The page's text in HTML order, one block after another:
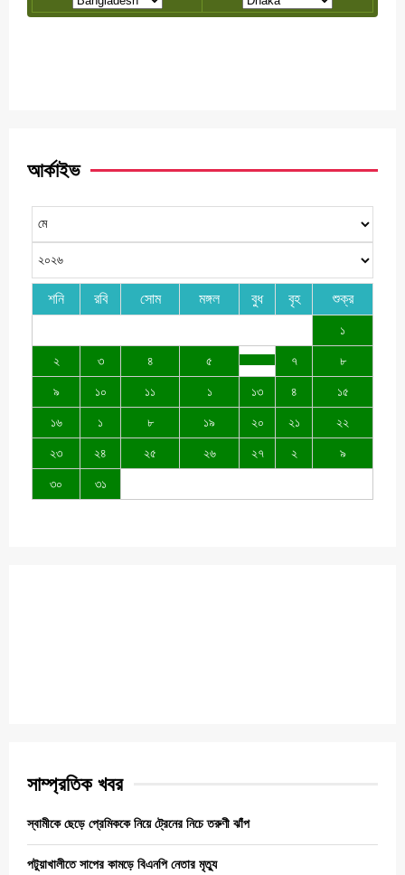
আর্কাইভ
শনি রবি সোম মঙ্গল বুধ বৃহ শুক্র
১
২ ৩ ৪ ৫ ৭ ৮
৯ ১০ ১১ ১ ১৩ ৪ ১৫
১৬ ১ ৮ ১৯ ২০ ২১ ২২
২৩ ২৪ ২৫ ২৬ ২৭ ২ ৯
৩০ ৩১
সাম্প্রতিক খবর
স্বামীকে ছেড়ে প্রেমিককে নিয়ে ট্রেনের নিচে তরুণী ঝাঁপ
পটুয়াখালীতে সাপের কামড়ে বিএনপি নেতার মৃত্যু